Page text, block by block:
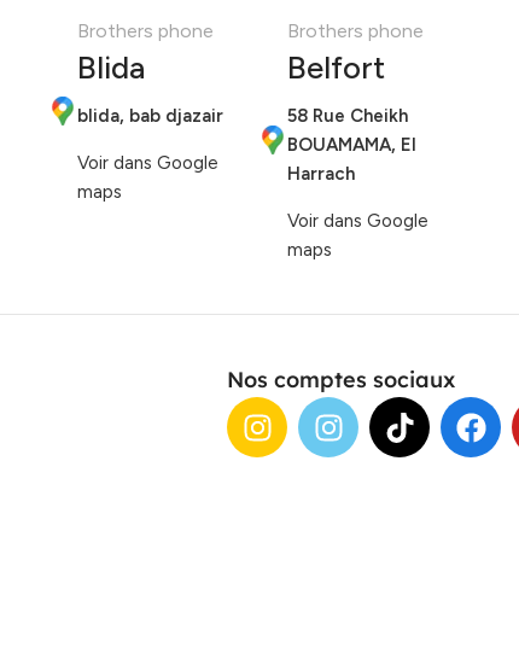
Brothers phone
Blida
blida, bab djazair
Voir dans Google
maps
Brothers phone
Belfort
58 Rue Cheikh
BOUAMAMA, El
Harrach
Voir dans Google
maps
Nos comptes sociaux